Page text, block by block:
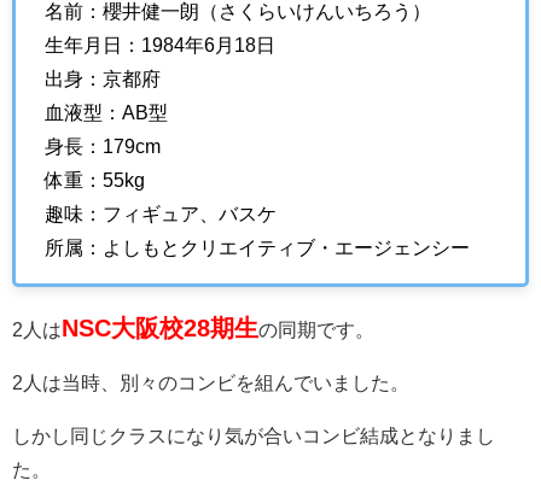
名前：櫻井健一朗（さくらいけんいちろう）
生年月日：1984年6月18日
出身：京都府
血液型：AB型
身長：179cm
体重：55kg
趣味：フィギュア、バスケ
所属：よしもとクリエイティブ・エージェンシー
2人はNSC大阪校28期生の同期です。
2人は当時、別々のコンビを組んでいました。
しかし同じクラスになり気が合いコンビ結成となりまし
た。